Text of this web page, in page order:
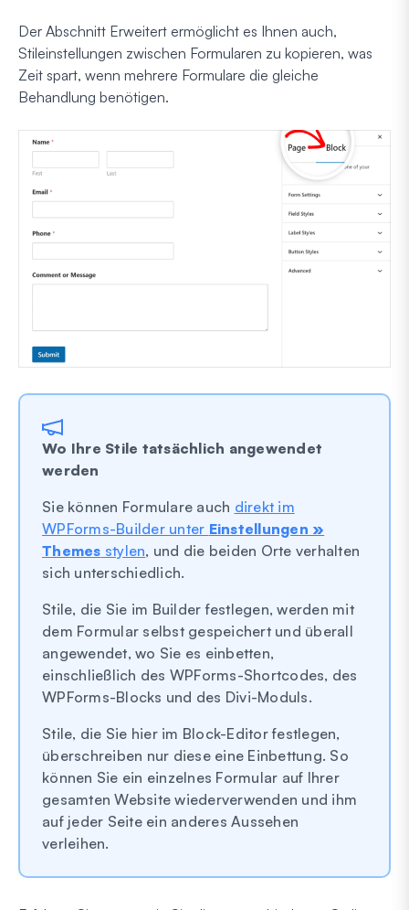
Der Abschnitt Erweitert ermöglicht es Ihnen auch,
Stileinstellungen zwischen Formularen zu kopieren, was
Zeit spart, wenn mehrere Formulare die gleiche
Behandlung benötigen.
Wo Ihre Stile tatsächlich angewendet
werden
Sie können Formulare auch direkt im
WPForms-Builder unter Einstellungen »
Themes stylen, und die beiden Orte verhalten
sich unterschiedlich.
Stile, die Sie im Builder festlegen, werden mit
dem Formular selbst gespeichert und überall
angewendet, wo Sie es einbetten,
einschließlich des WPForms-Shortcodes, des
WPForms-Blocks und des Divi-Moduls.
Stile, die Sie hier im Block-Editor festlegen,
überschreiben nur diese eine Einbettung. So
können Sie ein einzelnes Formular auf Ihrer
gesamten Website wiederverwenden und ihm
auf jeder Seite ein anderes Aussehen
verleihen.